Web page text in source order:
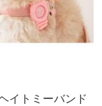
イトミーバンド